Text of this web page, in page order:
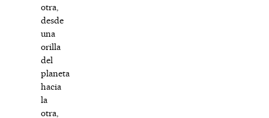
otra,
desde
una
orilla
del
planeta
hacia
la
otra,